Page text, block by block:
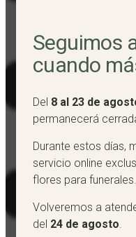
Seguimos
cuando
Del 8 al 23 de
permanecerá
Durante estos días,
servicio online
flores para funerales.
Volveremos a
del 24 de agosto.